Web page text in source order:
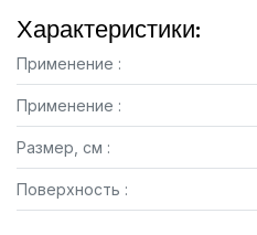
Характеристики:
Применение :
Применение :
Размер, см :
Поверхность :